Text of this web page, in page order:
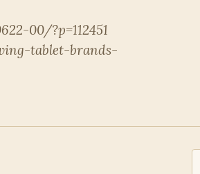
00/?p=112451
tablet-brands-